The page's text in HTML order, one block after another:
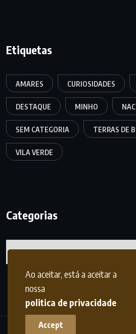
Ao aceitar, está a aceitar a
nossa
politica de privacidade
Accept
Etiquetas
AMARES CURIOSIDADES
DESTAQUE MINHO
SEM CATEGORIA TERRAS DE
VILA VERDE
Categorias